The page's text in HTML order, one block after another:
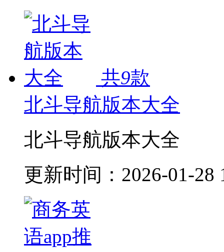
共9款
北斗导航版本大全
北斗导航版本大全
更新时间： 2026-01-28